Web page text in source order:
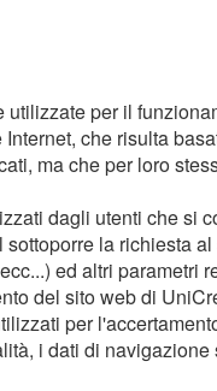
per il
che risulta
ma che per loro
dagli utenti che si
la richiesta
ed altri
del sito web di
per
i dati di